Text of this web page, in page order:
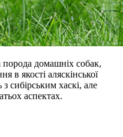
порода домашніх собак,
в якості аляскінської
сибірським хаскі, але
аспектах.